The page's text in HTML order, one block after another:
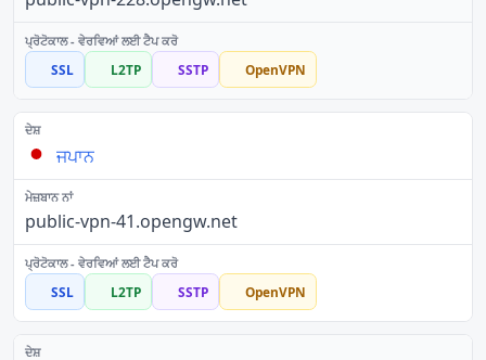
SSL L2TP SSTP OpenVPN
ਜਪਾਨ
public-vpn-41.opengw.net
SSL L2TP SSTP OpenVPN